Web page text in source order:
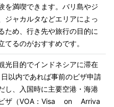
を満喫できます。バリ島やジ
ジャカルタなどエリアによっ
ため、行き先や旅行の目的に
てるのがおすすめです。
光目的でインドネシアに滞在
内であれば事前のビザ申請
し、入国時に主要空港・海港
ビザ（VOA：Visa on Arriva